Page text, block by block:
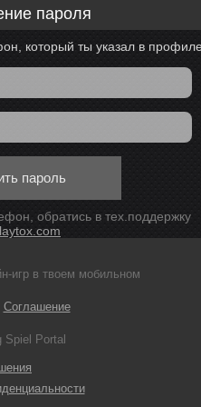
пароля
который ты указал в
пароль
обратись в тех.поддержку
игр в твоем мобильном
Соглашение
Portal